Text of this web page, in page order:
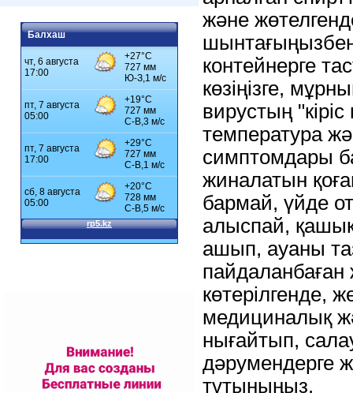
Балхаш
және
контейнерге
көзіңізге,
вирустың
температура
симптомдары
жиналатын
бармай, үйде
алыспай,
ашып, ауаны
пайдаланбаған
көтерілгенде,
медициналық
нығайтып,
дәрумендерге
тұтыныңыз.